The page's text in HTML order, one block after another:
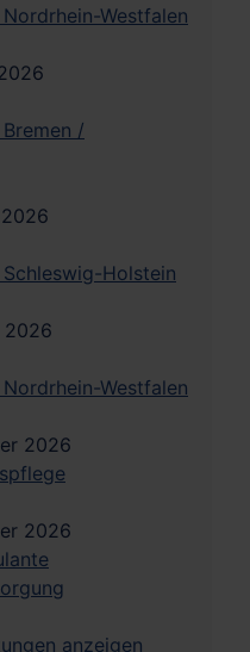
Westfalen
/
Holstein
2026
Westfalen
2026
2026
anzeigen